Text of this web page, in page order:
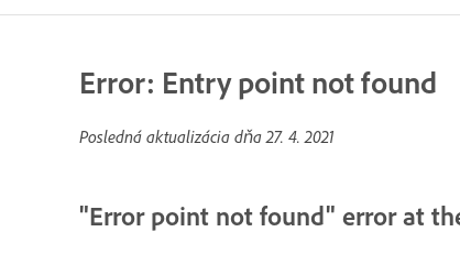
Error: Entry point not found
Posledná aktualizácia dňa27. 4. 2021
"Error point not found" error at